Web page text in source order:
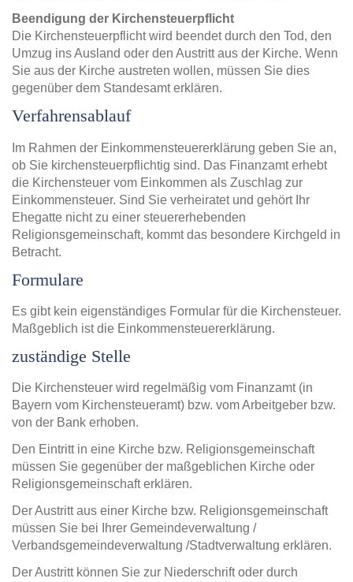
Beendigung der Kirchensteuerpflicht
Die Kirchensteuerpflicht wird beendet durch den Tod, den
Umzug ins Ausland oder den Austritt aus der Kirche. Wenn
Sie aus der Kirche austreten wollen, müssen Sie dies
gegenüber dem Standesamt erklären.
Verfahrensablauf
Im Rahmen der Einkommensteuererklärung geben Sie an,
ob Sie kirchensteuerpflichtig sind. Das Finanzamt erhebt
die Kirchensteuer vom Einkommen als Zuschlag zur
Einkommensteuer. Sind Sie verheiratet und gehört Ihr
Ehegatte nicht zu einer steuererhebenden
Religionsgemeinschaft, kommt das besondere Kirchgeld in
Betracht.
Formulare
Es gibt kein eigenständiges Formular für die Kirchensteuer.
Maßgeblich ist die Einkommensteuererklärung.
zuständige Stelle
Die Kirchensteuer wird regelmäßig vom Finanzamt (in
Bayern vom Kirchensteueramt) bzw. vom Arbeitgeber bzw.
von der Bank erhoben.
Den Eintritt in eine Kirche bzw. Religionsgemeinschaft
müssen Sie gegenüber der maßgeblichen Kirche oder
Religionsgemeinschaft erklären.
Der Austritt aus einer Kirche bzw. Religionsgemeinschaft
müssen Sie bei Ihrer Gemeindeverwaltung /
Verbandsgemeindeverwaltung /Stadtverwaltung erklären.
Der Austritt können Sie zur Niederschrift oder durch